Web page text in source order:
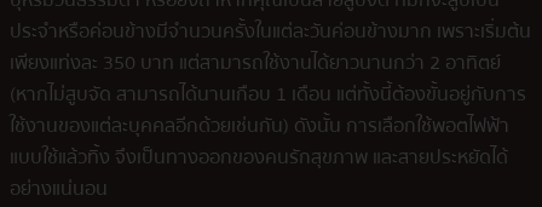
ประจำหรือค่อนข้างมีจำนวนครั้งในแต่ละวันค่อนข้างมาก เพราะเริ่มต้น
เพียงแท่งละ 350 บาท แต่สามารถใช้งานได้ยาวนานกว่า 2 อาทิตย์
(หากไม่สูบจัด สามารถได้นานเกือบ 1 เดือน แต่ทั้งนี้ต้องขั้นอยู่กับการ
ใช้งานของแต่ละบุคคลอีกด้วยเช่นกัน) ดังนั้น การเลือกใช้พอตไฟฟ้า
แบบใช้แล้วทิ้ง จึงเป็นทางออกของคนรักสุขภาพ และสายประหยัดได้
อย่างแน่นอน